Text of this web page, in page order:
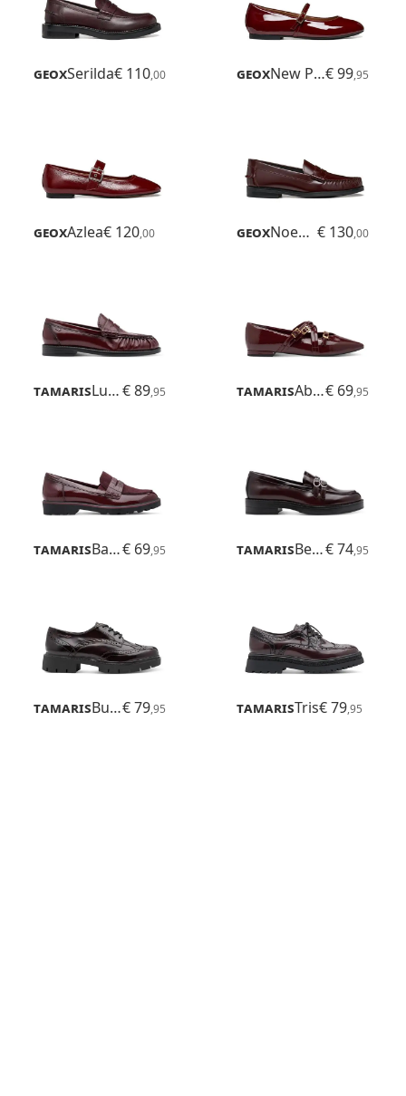
GeoxSerilda€ 110,00 Geox New Palmaria€ 99,95
GeoxAzlea€ 120,00 Geox Noemen € 130,00
Tamaris Ludmila€ 89,95 Tamaris Abril€ 69,95
Tamaris Badam€ 69,95 Tamaris Betina€ 74,95
Tamaris Buta€ 79,95 TamarisTris€ 79,95